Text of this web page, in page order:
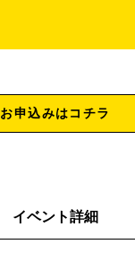
お申込みはコチラ
イベント詳細